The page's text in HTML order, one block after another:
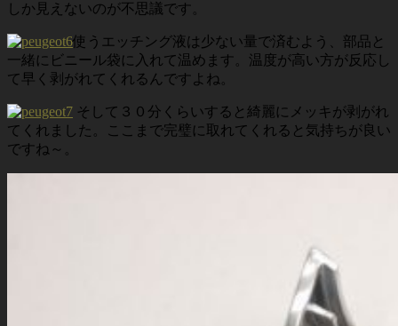
しか見えないのが不思議です。
使うエッチング液は少ない量で済むよう、部品と
一緒にビニール袋に入れて温めます。温度が高い方が反応し
て早く剥がれてくれるんですよね。
そして３０分くらいすると綺麗にメッキが剥がれ
てくれました。ここまで完璧に取れてくれると気持ちが良い
ですね～。